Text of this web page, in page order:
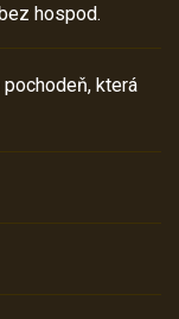
hospod.
která